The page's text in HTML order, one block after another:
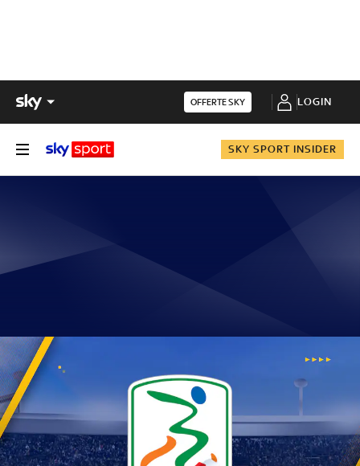
OFFERTE SKY LOGIN
SKY SPORT INSIDER